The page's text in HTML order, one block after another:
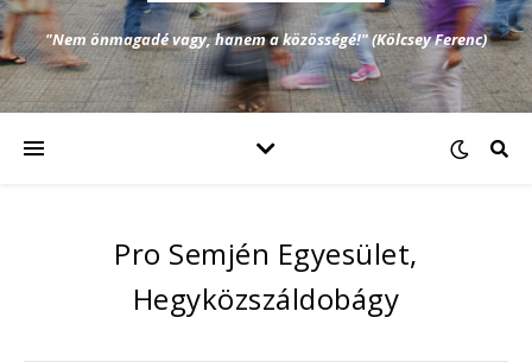
"Nem önmagadé vagy, hanem a közösségé!" (Kölcsey Ferenc)
Pro Semjén Egyesület,
Hegyközszáldobágy